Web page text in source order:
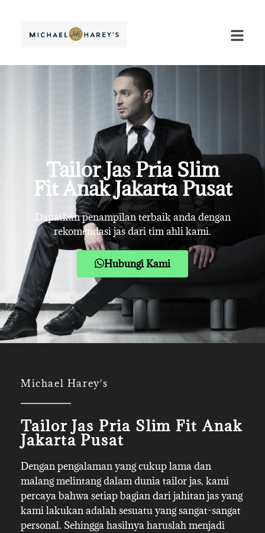
Tailor Jas Pria Slim
Fit Anak Jakarta Pusat
Dapatkan penampilan terbaik anda dengan
rekomendasi jas dari tim ahli kami.
Hubungi Kami
Michael Harey's
Tailor Jas Pria Slim Fit Anak
Jakarta Pusat
Dengan pengalaman yang cukup lama dan
malang melintang dalam dunia tailor jas, kami
percaya bahwa setiap bagian dari jahitan jas yang
kami lakukan adalah sesuatu yang sangat-sangat
personal. Sehingga hasilnya haruslah menjadi